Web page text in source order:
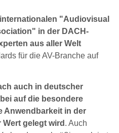
"Audiovisual
in der DACH-
aus aller Welt
für die AV-Branche auf
auch in deutscher
auf die besondere
Anwendbarkeit in der
gelegt wird . Auch